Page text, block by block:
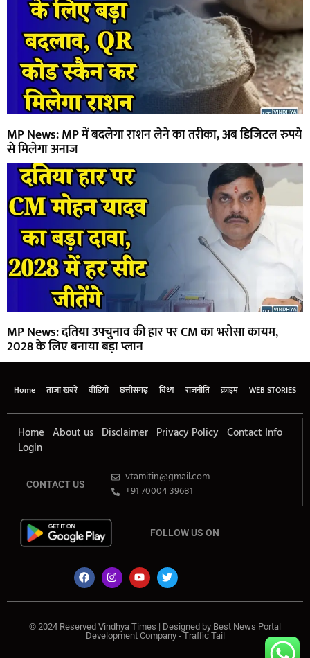
MP News: MP में बदलेगा राशन लेने का तरीका, अब डिजिटल रुपये
से मिलेगा अनाज
MP News: दतिया उपचुनाव की हार पर CM का भरोसा कायम,
2028 के लिए बनाया बड़ा प्लान
Home ताजा खबरें वीडियो छत्तीसगढ़ विंध्य राजनीति क्राइम WEB STORIES
Home About us Disclaimer Privacy Policy Contact Info
Login
CONTACT US
vtamitin@gmail.com
+91 70004 39681
FOLLOW US ON
© 2024 Reserved Vindhya Times | Designed by Best News Portal
Development Company-Traffic Tail